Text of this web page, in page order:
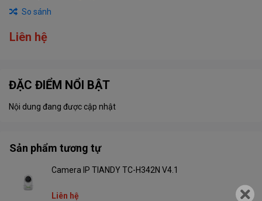
So sánh
Liên hệ
ĐẶC ĐIỂM NỔI BẬT
Nội dung đang được cập nhật
Sản phẩm tương tự
Camera IP TIANDY TC-H342N V4.1
Liên hệ